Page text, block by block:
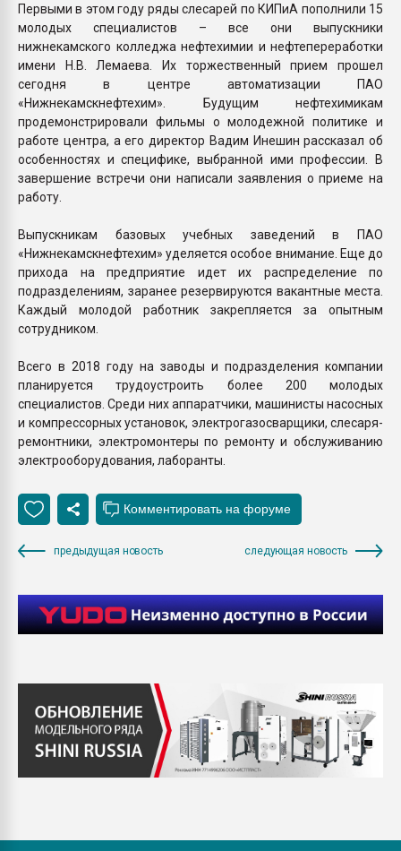
Первыми в этом году ряды слесарей по КИПиА пополнили 15
молодых специалистов – все они выпускники
нижнекамского колледжа нефтехимии и нефтепереработки
имени Н.В. Лемаева. Их торжественный прием прошел
сегодня в центре автоматизации ПАО
«Нижнекамскнефтехим». Будущим нефтехимикам
продемонстрировали фильмы о молодежной политике и
работе центра, а его директор Вадим Инешин рассказал об
особенностях и специфике, выбранной ими профессии. В
завершение встречи они написали заявления о приеме на
работу.
Выпускникам базовых учебных заведений в ПАО
«Нижнекамскнефтехим» уделяется особое внимание. Еще до
прихода на предприятие идет их распределение по
подразделениям, заранее резервируются вакантные места.
Каждый молодой работник закрепляется за опытным
сотрудником.
Всего в 2018 году на заводы и подразделения компании
планируется трудоустроить более 200 молодых
специалистов. Среди них аппаратчики, машинисты насосных
и компрессорных установок, электрогазосварщики, слесаря-
ремонтники, электромонтеры по ремонту и обслуживанию
электрооборудования, лаборанты.
предыдущая новость следующая новость